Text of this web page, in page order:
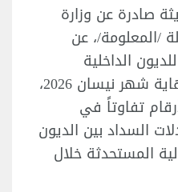
صادرة عن وزارة
/المعلومة/، عن
الداخلية
والخارجية للعراق حتى نهاية شهر نيسان 2026،
تفاوتاً في
السداد بين الديون
المستحدثة خلال